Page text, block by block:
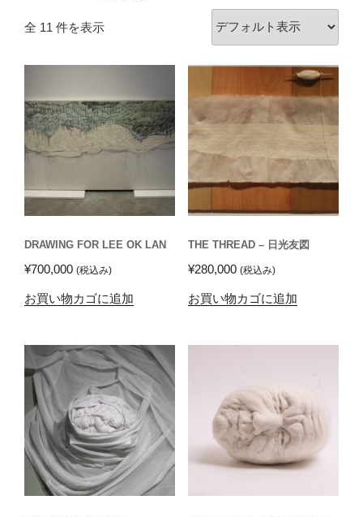
全 11 件を表示
DRAWING FOR LEE OK LAN
¥700,000 (税込み)
お買い物カゴに追加
THE THREAD – 日光友図
¥280,000 (税込み)
お買い物カゴに追加